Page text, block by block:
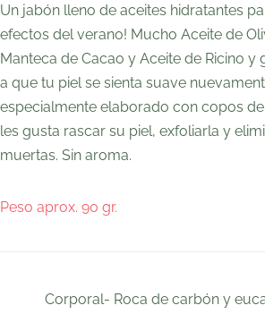
Un jabón lleno de aceites hidratantes
efectos del verano! Mucho Aceite de
Manteca de Cacao y Aceite de Ricino y
a que tu piel se sienta suave
especialmente elaborado con copos
les gusta rascar su piel, exfoliarla y
muertas. Sin aroma.
Peso aprox. 90 gr.
Corporal- Roca de carbón y